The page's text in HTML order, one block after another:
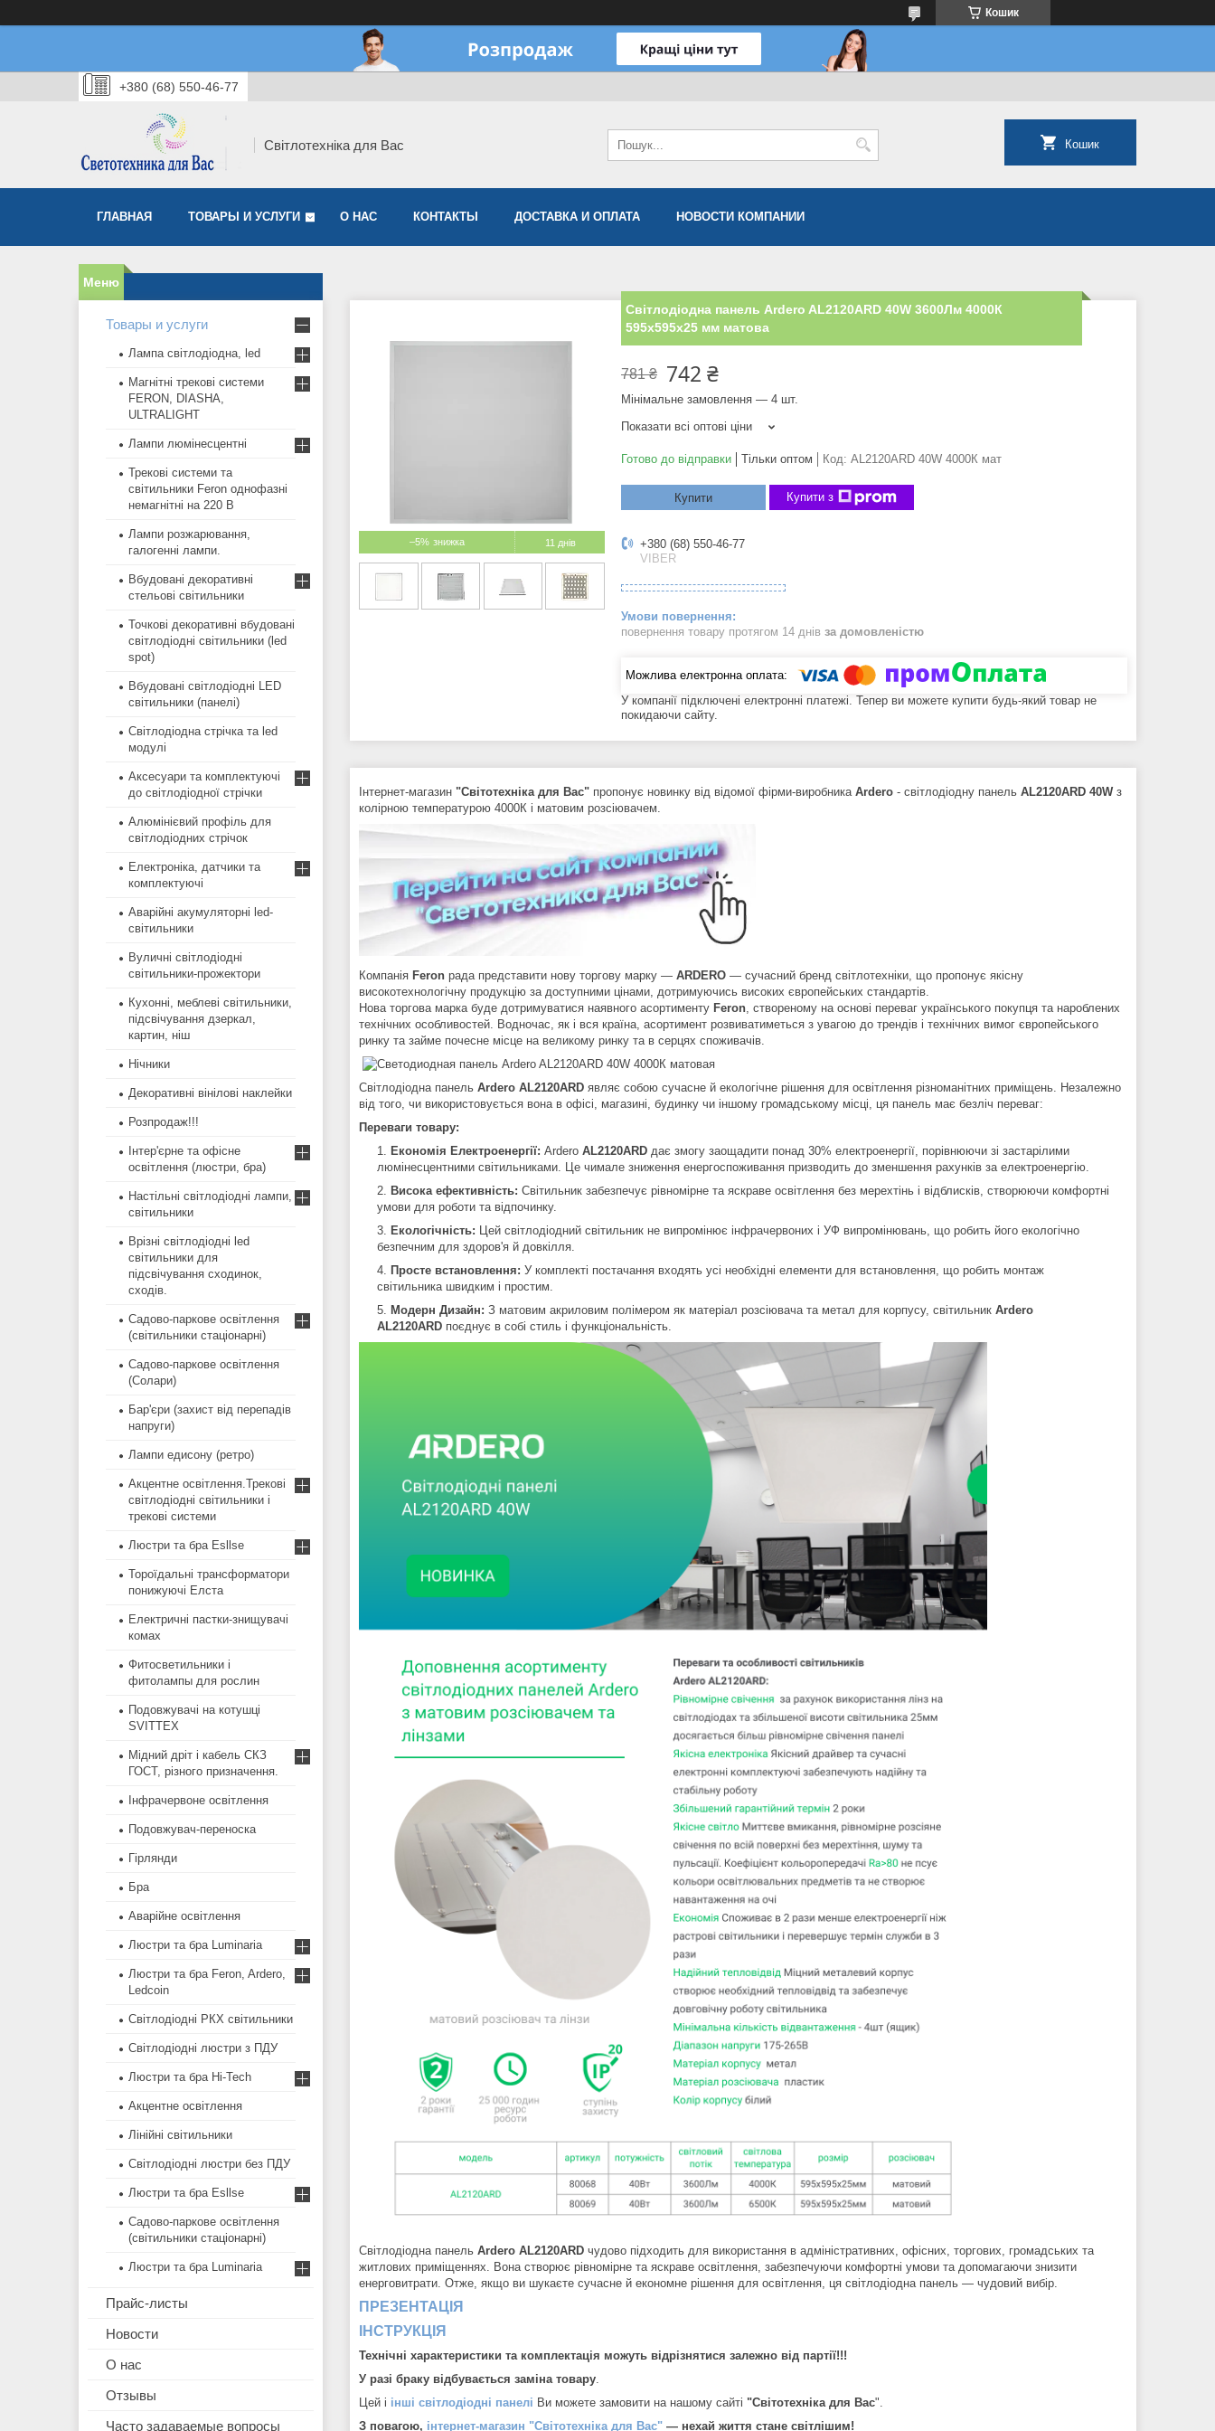
Кошик
+380 (68) 550-46-77
Світлотехніка для Вас Кошик
ГЛАВНАЯ ТОВАРЫ И УСЛУГИ О НАС КОНТАКТЫ ДОСТАВКА И ОПЛАТА НОВОСТИ КОМПАНИИ
–5% 11 днів
Світлодіодна панель Ardero AL2120ARD 40W 3600Лм 4000К
595x595x25 мм матова
781 ₴ 742 ₴
Мінімальне замовлення — 4 шт.
Показати всі оптові ціни
Готово до відправки Тільки оптом Код: AL2120ARD 40W 4000К мат
Купити Купити з
+380 (68) 550-46-77
VIBER
повернення товару протягом 14 днів за домовленістю
У компанії підключені електронні платежі. Тепер ви можете купити будь-який товар не
покидаючи сайту.
Інтернет-магазин "Світотехніка для Вас" пропонує новинку від відомої фірми-виробника Ardero - світлодіодну панель AL2120ARD 40W з
колірною температурою 4000К і матовим розсіювачем.
Компанія Feron рада представити нову торгову марку — ARDERO — сучасний бренд світлотехніки, що пропонує якісну
високотехнологічну продукцію за доступними цінами, дотримуючись високих європейських стандартів.
Нова торгова марка буде дотримуватися наявного асортименту Feron, створеному на основі переваг українського покупця та нароблених
технічних особливостей. Водночас, як і вся країна, асортимент розвиватиметься з увагою до трендів і технічних вимог європейського
ринку та займе почесне місце на великому ринку та в серцях споживачів.
Світлодіодна панель Ardero AL2120ARD являє собою сучасне й екологічне рішення для освітлення різноманітних приміщень. Незалежно
від того, чи використовується вона в офісі, магазині, будинку чи іншому громадському місці, ця панель має безліч переваг:
Переваги товару:
Економія Електроенергії: Ardero AL2120ARD дає змогу заощадити понад 30% електроенергії, порівнюючи зі застарілими
люмінесцентними світильниками. Це чимале зниження енергоспоживання призводить до зменшення рахунків за електроенергію.
Висока ефективність: Світильник забезпечує рівномірне та яскраве освітлення без мерехтінь і відблисків, створюючи комфортні
умови для роботи та відпочинку.
Екологічність: Цей світлодіодний світильник не випромінює інфрачервоних і УФ випромінювань, що робить його екологічно
безпечним для здоров'я й довкілля.
Просте встановлення: У комплекті постачання входять усі необхідні елементи для встановлення, що робить монтаж
світильника швидким і простим.
Модерн Дизайн: З матовим акриловим полімером як матеріал розсіювача та метал для корпусу, світильник Ardero
AL2120ARD поєднує в собі стиль і функціональність.
Світлодіодна панель Ardero AL2120ARD чудово підходить для використання в адміністративних, офісних, торгових, громадських та
житлових приміщеннях. Вона створює рівномірне та яскраве освітлення, забезпечуючи комфортні умови та допомагаючи знизити
енерговитрати. Отже, якщо ви шукаєте сучасне й економне рішення для освітлення, ця світлодіодна панель — чудовий вибір.
ПРЕЗЕНТАЦІЯ
ІНСТРУКЦІЯ
Технічні характеристики та комплектація можуть відрізнятися залежно від партії!!!
У разі браку відбувається заміна товару.
Цей і інші світлодіодні панелі Ви можете замовити на нашому сайті "Світотехніка для Вас".
З повагою, інтернет-магазин "Світотехніка для Вас" — нехай життя стане світлішим!
Товары и услуги
Лампа світлодіодна, led
Магнітні трекові системи
FERON, DIASHA,
ULTRALIGHT
Лампи люмінесцентні
Трекові системи та
світильники Feron однофазні
немагнітні на 220 В
Лампи розжарювання,
галогенні лампи.
Вбудовані декоративні
стельові світильники
Точкові декоративні вбудовані
світлодіодні світильники (led
spot)
Вбудовані світлодіодні LED
світильники (панелі)
Світлодіодна стрічка та led
модулі
Аксесуари та комплектуючі
до світлодіодної стрічки
Алюмінієвий профіль для
світлодіодних стрічок
Електроніка, датчики та
комплектуючі
Аварійні акумуляторні led-
світильники
Вуличні світлодіодні
світильники-прожектори
Кухонні, меблеві світильники,
підсвічування дзеркал,
картин, ніш
Нічники
Декоративні вінілові наклейки
Розпродаж!!!
Інтер'єрне та офісне
освітлення (люстри, бра)
Настільні світлодіодні лампи,
світильники
Врізні світлодіодні led
світильники для
підсвічування сходинок,
сходів.
Садово-паркове освітлення
(світильники стаціонарні)
Садово-паркове освітлення
(Солари)
Бар'єри (захист від перепадів
напруги)
Лампи едисону (ретро)
Акцентне освітлення.Трекові
світлодіодні світильники і
трекові системи
Люстри та бра Esllse
Тороїдальні трансформатори
понижуючі Елста
Електричні пастки-знищувачі
комах
Фитосветильники і
фитолампы для рослин
Подовжувачі на котушці
SVITTEX
Мідний дріт і кабель СКЗ
ГОСТ, різного призначення.
Інфрачервоне освітлення
Подовжувач-переноска
Гірлянди
Бра
Аварійне освітлення
Люстри та бра Luminaria
Люстри та бра Feron, Ardero,
Ledcoin
Світлодіодні РКХ світильники
Світлодіодні люстри з ПДУ
Люстри та бра Hi-Tech
Акцентне освітлення
Лінійні світильники
Світлодіодні люстри без ПДУ
Люстри та бра Esllse
Садово-паркове освітлення
(світильники стаціонарні)
Люстри та бра Luminaria
Прайс-листы
Новости
О нас
Отзывы
Часто задаваемые вопросы